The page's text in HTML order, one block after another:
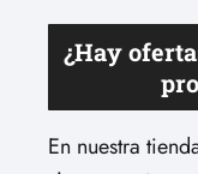
¿Hay
En nuestra